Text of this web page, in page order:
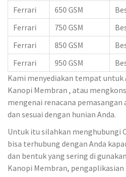
Ferrari
650 GSM
Ferrari
750 GSM
Ferrari
850 GSM
Ferrari
950 GSM
Kami menyediakan tempat untuk
Kanopi Membran , atau
mengenai renacana
dan sesuai dengan hunian Anda.
Untuk itu silahkan menghubungi
bisa terhubung dengan Anda
dan bentuk yang sering di
Kanopi Membran,